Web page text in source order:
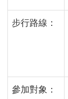
步行路線：
參加對象：